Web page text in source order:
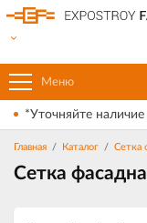
Меню
*Уточняйте
Главная Каталог Сетка
Сетка